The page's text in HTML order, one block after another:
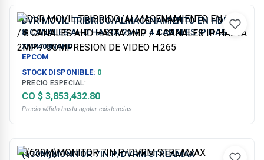
DVR MOVIL TRIBRIDO/ALMACENAMIENTO EN HDD /
8 CANALES AHD HASTA 2MP / 4 CANALES IP HASTA
2MP / COMPRESION DE VIDEO H.265
XMR408NAHD
EPCOM
STOCK DISPONIBLE: 0
PRECIO ESPECIAL:
CO $ 3,853,432.80
Precio válido hasta agotar existencias
(630M)MONITOR 7IN P/DVRM STREAMAX